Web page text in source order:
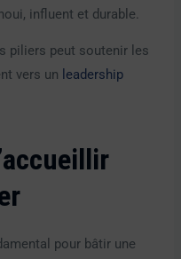
influent et durable.
piliers peut soutenir les
vers un leadership
pour bâtir une